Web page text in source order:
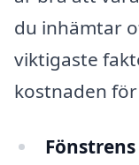
du inhämtar
viktigaste
kostnaden